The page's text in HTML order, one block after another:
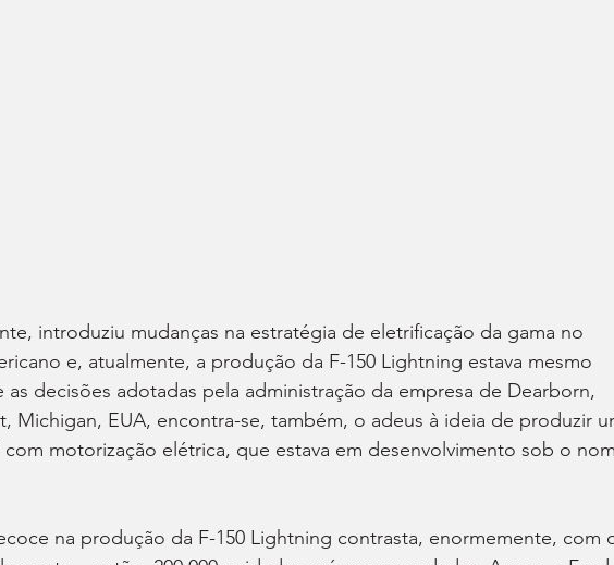
introduziu mudanças na estratégia de eletrificação da gama no
e, atualmente, a produção da F-150 Lightning estava mesmo
decisões adotadas pela administração da empresa de Dearborn,
Michigan, EUA, encontra-se, também, o adeus à ideia de produzir
motorização elétrica, que estava em desenvolvimento sob o
na produção da F-150 Lightning contrasta, enormemente, com